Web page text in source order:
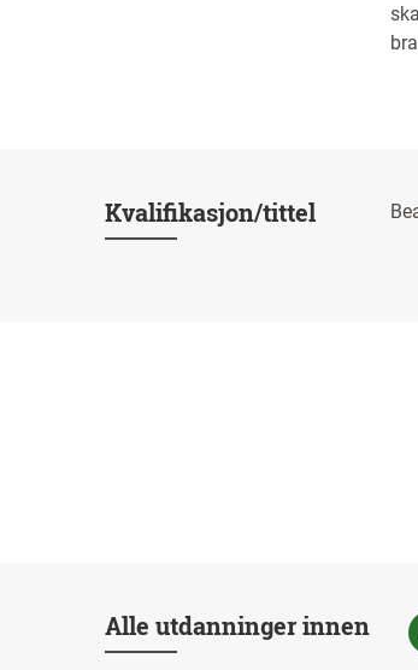
Kvalifikasjon/tittel
Alle utdanninger innen